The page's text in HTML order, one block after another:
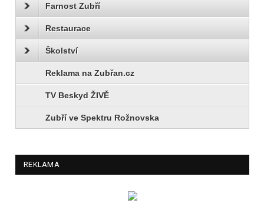
Farnost Zubří
Restaurace
Školství
Reklama na Zubřan.cz
TV Beskyd ŽIVĚ
Zubří ve Spektru Rožnovska
REKLAMA